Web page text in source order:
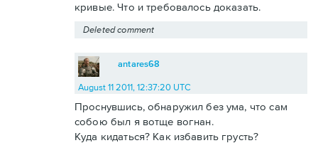
кривые. Что и требовалось доказать.
Deleted comment
antares68
August 11 2011, 12:37:20 UTC
Проснувшись, обнаружил без ума, что сам
собою был я вотще вогнан.
Куда кидаться? Как избавить грусть?